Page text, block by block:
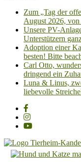
Zum „Tag der
August 2026,
Unsere PV-
Unterstützern
Adoption einer
besten! Bitte
Carl Otto,
dringend ein
Luna & Linus,
liebevolle
Tierheim